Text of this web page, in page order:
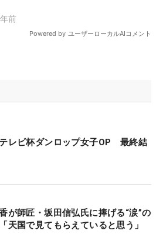
レビ杯ダンロップ女子OP 最終結
が師匠・坂田信弘氏に捧げる“涙”の
天国で見てもらえていると思う」